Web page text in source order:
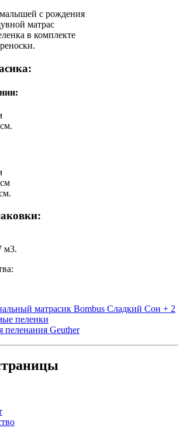
малышей с рождения
матрас
в комплекте
м3.
матрасик Bombus Сладкий Сон + 2
пеленки
пеленания Geuther